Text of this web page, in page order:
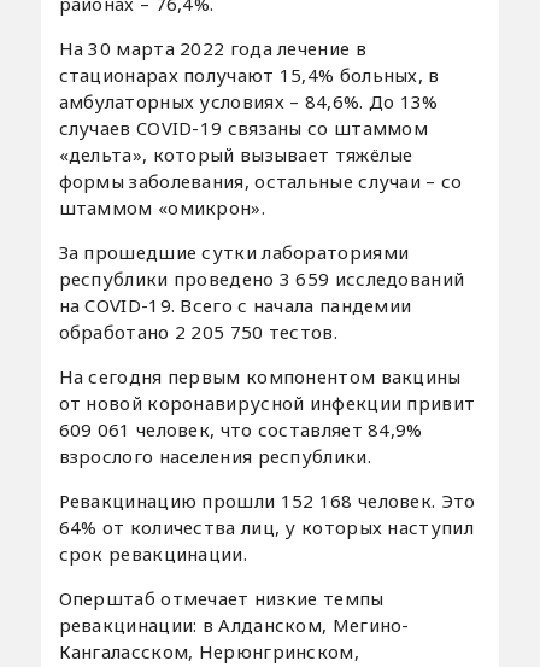
На 30 марта 2022 года лечение в
стационарах получают 15,4% больных, в
амбулаторных условиях – 84,6%. До 13%
случаев COVID-19 связаны со штаммом
«дельта», который вызывает тяжёлые
формы заболевания, остальные случаи – со
штаммом «омикрон».
За прошедшие сутки лабораториями
республики проведено 3 659 исследований
на COVID-19. Всего с начала пандемии
обработано 2 205 750 тестов.
На сегодня первым компонентом вакцины
от новой коронавирусной инфекции привит
609 061 человек, что составляет 84,9%
взрослого населения республики.
Ревакцинацию прошли 152 168 человек. Это
64% от количества лиц, у которых наступил
срок ревакцинации.
Оперштаб отмечает низкие темпы
ревакцинации: в Алданском, Мегино-
Кангаласском, Нерюнгринском,